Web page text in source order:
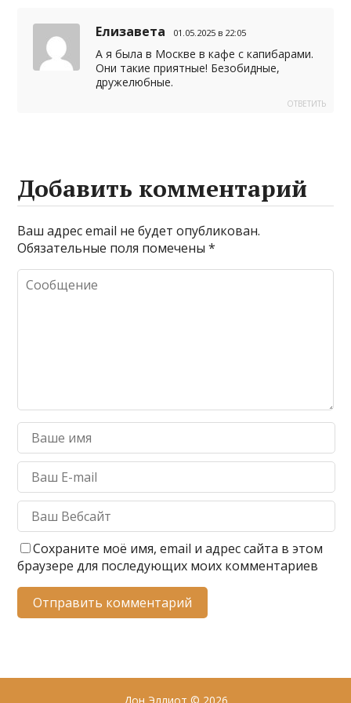
Елизавета 01.05.2025 в 22:05
А я была в Москве в кафе с капибарами.
Они такие приятные! Безобидные,
дружелюбные.
ОТВЕТИТЬ
Добавить комментарий
Ваш адрес email не будет опубликован.
Обязательные поля помечены*
Сохраните моё имя, email и адрес сайта в этом
браузере для последующих моих комментариев